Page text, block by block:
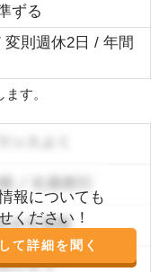
ずる
則週休2日 / 年間
す。
報についても
ください！
て詳細を聞く